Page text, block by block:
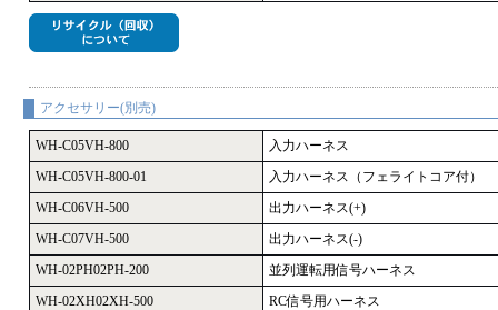
アクセサリー(別売)
WH-C05VH-800
入力ハーネス
WH-C05VH-800-01
入力ハーネス（フェライトコア付）
WH-C06VH-500
出力ハーネス(+)
WH-C07VH-500
出力ハーネス(-)
WH-02PH02PH-200
並列運転用信号ハーネス
WH-02XH02XH-500
RC信号用ハーネス